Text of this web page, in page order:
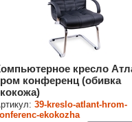
кресло
конференц (обивка
39-kreslo-atlant-hrom-
ekokozha